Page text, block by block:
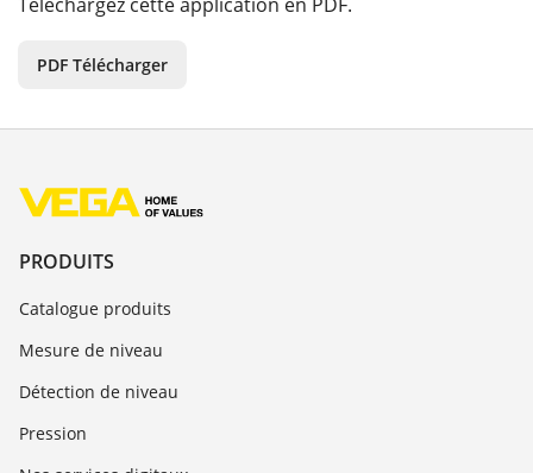
PDF Télécharger
PRODUITS
Catalogue produits
Mesure de niveau
Détection de niveau
Pression